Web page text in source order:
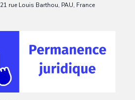
21 rue Louis Barthou, PAU, France